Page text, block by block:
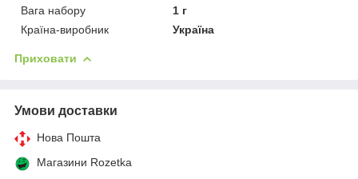
Вага набору
1 г
Країна-виробник
Україна
Приховати
Умови доставки
Нова Пошта
Магазини Rozetka